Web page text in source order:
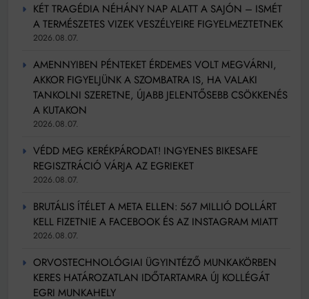
KÉT TRAGÉDIA NÉHÁNY NAP ALATT A SAJÓN – ISMÉT
A TERMÉSZETES VIZEK VESZÉLYEIRE FIGYELMEZTETNEK
2026.08.07.
AMENNYIBEN PÉNTEKET ÉRDEMES VOLT MEGVÁRNI,
AKKOR FIGYELJÜNK A SZOMBATRA IS, HA VALAKI
TANKOLNI SZERETNE, ÚJABB JELENTŐSEBB CSÖKKENÉS
A KUTAKON
2026.08.07.
VÉDD MEG KERÉKPÁRODAT! INGYENES BIKESAFE
REGISZTRÁCIÓ VÁRJA AZ EGRIEKET
2026.08.07.
BRUTÁLIS ÍTÉLET A META ELLEN: 567 MILLIÓ DOLLÁRT
KELL FIZETNIE A FACEBOOK ÉS AZ INSTAGRAM MIATT
2026.08.07.
ORVOSTECHNOLÓGIAI ÜGYINTÉZŐ MUNKAKÖRBEN
KERES HATÁROZATLAN IDŐTARTAMRA ÚJ KOLLÉGÁT
EGRI MUNKAHELY